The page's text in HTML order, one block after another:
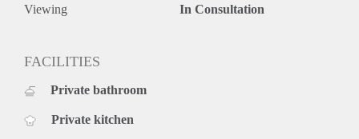
Viewing In Consultation
FACILITIES
Private bathroom
Private kitchen